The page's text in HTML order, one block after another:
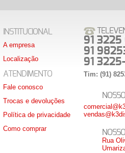
INSTITUCIONAL
A empresa
Localização
ATENDIMENTO
Fale conosco
Trocas e devoluções
Política de privacidade
Como comprar
91
91
91
Tim: (91)
Rua